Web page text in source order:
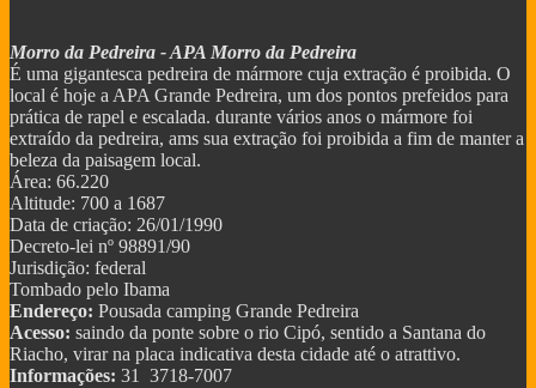
Morro da Pedreira - APA Morro da Pedreira
É uma gigantesca pedreira de mármore cuja extração é proibida. O
local é hoje a APA Grande Pedreira, um dos pontos prefeidos para
prática de rapel e escalada. durante vários anos o mármore foi
extraído da pedreira, ams sua extração foi proibida a fim de manter a
beleza da paisagem local.
Área: 66.220
Altitude: 700 a 1687
Data de criação: 26/01/1990
Decreto-lei nº 98891/90
Jurisdição: federal
Tombado pelo Ibama
Endereço: Pousada camping Grande Pedreira
Acesso: saindo da ponte sobre o rio Cipó, sentido a Santana do
Riacho, virar na placa indicativa desta cidade até o atrattivo.
Informações: 31 3718-7007